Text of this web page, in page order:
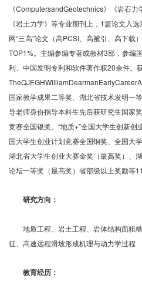
《ComputersandGeotechnics》《岩石力
《岩土力学》等专业期刊上，1篇论文入
网“三高”论文（高PCSI、高被引、高下载
TOP1%。主编参编专著或教材3部，参编
利、中国发明专利和软件著作权20余件。
国家教学成果二等奖、湖北省技术发明一
导老师身份指导本科生先后获研究生国家
竞赛全国银奖、“地质+”全国大学生创新创
国大学生创业计划竞赛全国铜奖、全国大
湖北省大学生创业大赛金奖（最高奖）、
论坛一等奖（最高奖）省部级以上奖励等11
研究方向：
地质工程、岩土工程、岩体结构面粗
征、高速远程滑坡形成机理与动力学过程
教育经历：